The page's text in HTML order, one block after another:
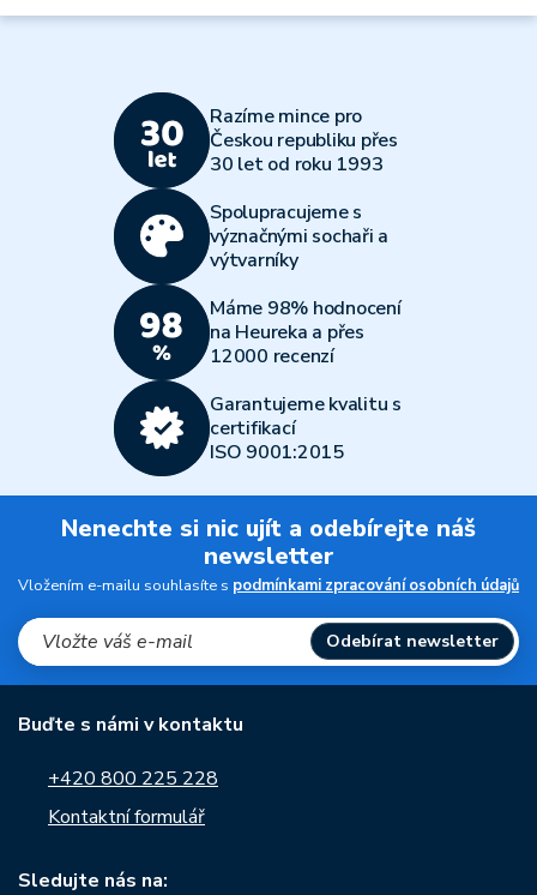
Razíme mince pro
Českou republiku přes
30 let od roku 1993
Spolupracujeme s
význačnými sochaři a
výtvarníky
Máme 98% hodnocení
na Heureka a přes
12000 recenzí
Garantujeme kvalitu s
certifikací
ISO 9001:2015
Nenechte si nic ujít a odebírejte náš
newsletter
Vložením e-mailu souhlasíte s podmínkami zpracování osobních údajů
Odebírat newsletter
Buďte s námi v kontaktu
+420 800 225 228
Kontaktní formulář
Sledujte nás na: